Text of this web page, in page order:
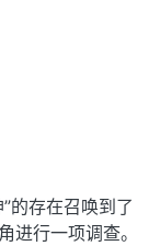
的存在召唤到了
进行一项调查。